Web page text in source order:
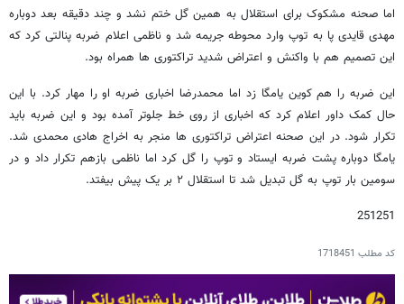
اما صحنه مشکوک برای استقلال به همین گل ختم نشد و چند دقیقه بعد دوباره
مهدی قایدی پا به توپ وارد محوطه جریمه شد و ناظمی اعلام ضربه پنالتی کرد که
این تصمیم هم با واکنش و اعتراض شدید تراکتوری ها همراه بود.
این ضربه را هم کوین یامگا زد اما محمدرضا اخباری ضربه او را مهار کرد. با این
حال کمک داور اعلام کرد که اخباری از روی خط جلوتر آمده بود و این ضربه باید
تکرار شود. در این صحنه اعتراض تراکتوری ها منجر به اخراج هادی محمدی شد.
یامگا دوباره پشت ضربه ایستاد و توپ را گل کرد اما ناظمی بازهم تکرار داد و در
سومین بار توپ به گل تبدیل شد تا استقلال ۲ بر یک پیش بیفتد.
251251
کد مطلب 1718451